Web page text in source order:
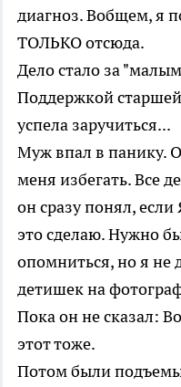
диагноз. Вобщем, я
ТОЛЬКО отсюда.
Дело стало за
Поддержкой
успела заручиться...
Муж впал в панику.
меня избегать. Все
он сразу понял,
это сделаю. Нужно
опомниться, но я не
детишек на
Пока он не сказал:
этот тоже.
Потом были подъемы